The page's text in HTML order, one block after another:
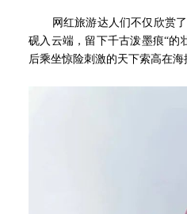
网红旅游达人们不仅欣赏了"
砚入云端，留下千古泼墨痕“的
后乘坐惊险刺激的天下索高在